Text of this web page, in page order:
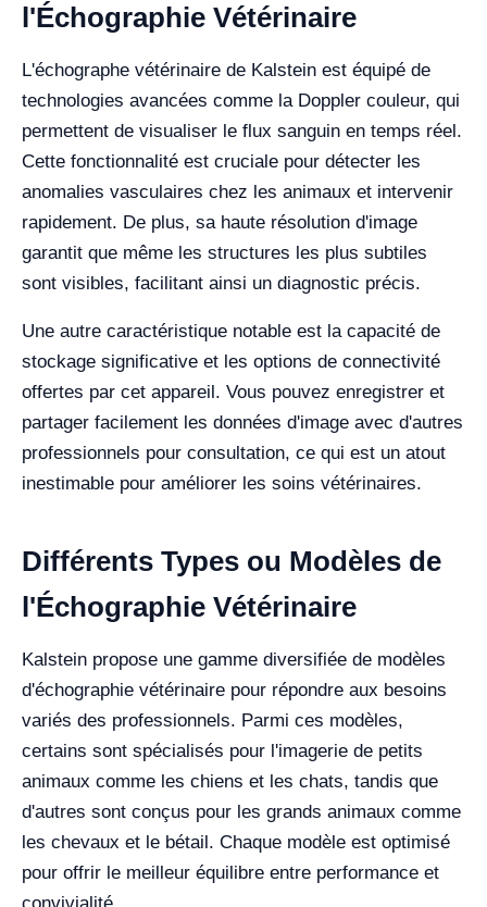
l'Échographie Vétérinaire
L'échographe vétérinaire de Kalstein est équipé de
technologies avancées comme la Doppler couleur, qui
permettent de visualiser le flux sanguin en temps réel.
Cette fonctionnalité est cruciale pour détecter les
anomalies vasculaires chez les animaux et intervenir
rapidement. De plus, sa haute résolution d'image
garantit que même les structures les plus subtiles
sont visibles, facilitant ainsi un diagnostic précis.
Une autre caractéristique notable est la capacité de
stockage significative et les options de connectivité
offertes par cet appareil. Vous pouvez enregistrer et
partager facilement les données d'image avec d'autres
professionnels pour consultation, ce qui est un atout
inestimable pour améliorer les soins vétérinaires.
Différents Types ou Modèles de
l'Échographie Vétérinaire
Kalstein propose une gamme diversifiée de modèles
d'échographie vétérinaire pour répondre aux besoins
variés des professionnels. Parmi ces modèles,
certains sont spécialisés pour l'imagerie de petits
animaux comme les chiens et les chats, tandis que
d'autres sont conçus pour les grands animaux comme
les chevaux et le bétail. Chaque modèle est optimisé
pour offrir le meilleur équilibre entre performance et